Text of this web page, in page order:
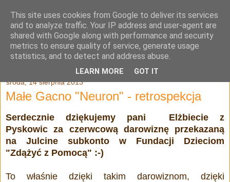
Julia Adamowska
środa, 14 sierpnia 2013
Małe Gacno "Neuron" - retrospekcja
Serdecznie dziękujemy pani Elżbiecie z
Pyskowicza czerwcową darowiznę przekazaną
na Julcine subkonto w Fundacji Dzieciom
"Zdążyć z Pomocą" :-)
To właśnie dzięki takim darowiznom, dzięki
This site uses cookies from Google to deliver its services
and to analyze traffic. Your IP address and user-agent are
shared with Google along with performance and security
metrics to ensure quality of service, generate usage
statistics, and to detect and address abuse.
LEARN MORE GOT IT